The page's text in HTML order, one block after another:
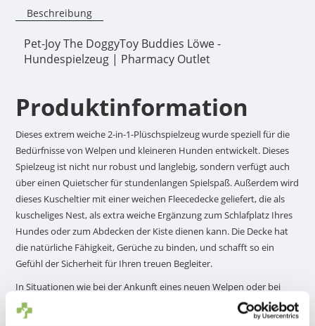
Beschreibung
Pet-Joy The DoggyToy Buddies Löwe -
Hundespielzeug | Pharmacy Outlet
Produktinformation
Dieses extrem weiche 2-in-1-Plüschspielzeug wurde speziell für die
Bedürfnisse von Welpen und kleineren Hunden entwickelt. Dieses
Spielzeug ist nicht nur robust und langlebig, sondern verfügt auch
über einen Quietscher für stundenlangen Spielspaß. Außerdem wird
dieses Kuscheltier mit einer weichen Fleecedecke geliefert, die als
kuscheliges Nest, als extra weiche Ergänzung zum Schlafplatz Ihres
Hundes oder zum Abdecken der Kiste dienen kann. Die Decke hat
die natürliche Fähigkeit, Gerüche zu binden, und schafft so ein
Gefühl der Sicherheit für Ihren treuen Begleiter.
In Situationen wie bei der Ankunft eines neuen Welpen oder bei
Hunden mit Trennungsangst ist die Decke sehr nützlich. Legen Sie
die Decke in die Wurfkiste des erwarteten Welpen, um den